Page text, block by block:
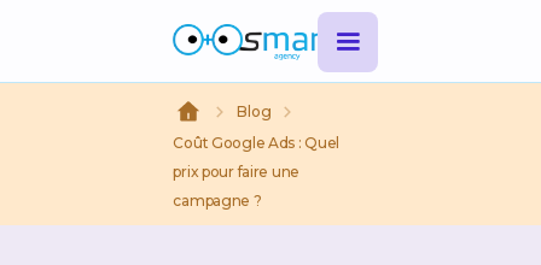
Blog
Coût Google Ads : Quel
prix pour faire une
campagne ?